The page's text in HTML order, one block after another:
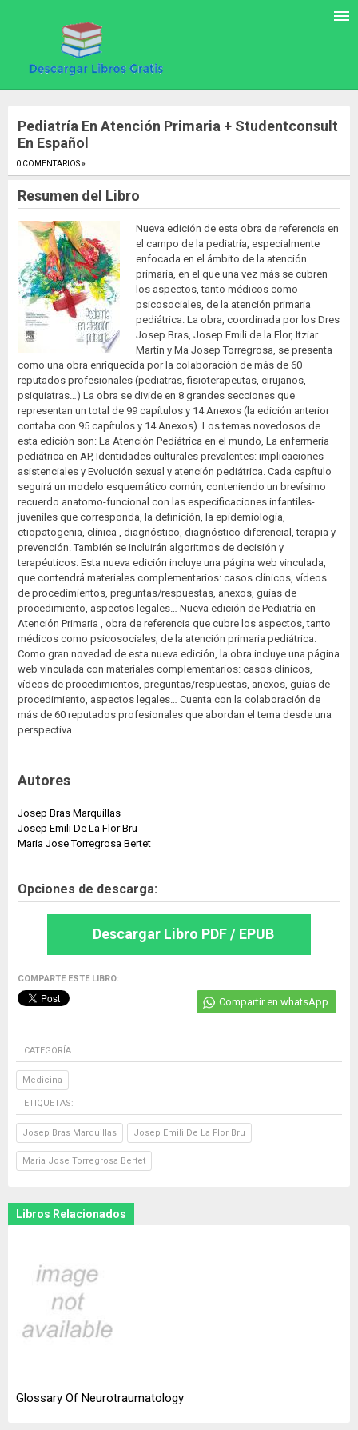
Pediatría En Atención Primaria + Studentconsult
En Español
0 COMENTARIOS ».
Resumen del Libro
Nueva edición de esta obra de referencia en
el campo de la pediatría, especialmente
enfocada en el ámbito de la atención
primaria, en el que una vez más se cubren
los aspectos, tanto médicos como
psicosociales, de la atención primaria
pediátrica. La obra, coordinada por los Dres
Josep Bras, Josep Emili de la Flor, Itziar
Martín y Ma Josep Torregrosa, se presenta
como una obra enriquecida por la colaboración de más de 60
reputados profesionales (pediatras, fisioterapeutas, cirujanos,
psiquiatras…) La obra se divide en 8 grandes secciones que
representan un total de 99 capítulos y 14 Anexos (la edición anterior
contaba con 95 capítulos y 14 Anexos). Los temas novedosos de
esta edición son: La Atención Pediátrica en el mundo, La enfermería
pediátrica en AP, Identidades culturales prevalentes: implicaciones
asistenciales y Evolución sexual y atención pediátrica. Cada capítulo
seguirá un modelo esquemático común, conteniendo un brevísimo
recuerdo anatomo-funcional con las especificaciones infantiles-
juveniles que corresponda, la definición, la epidemiología,
etiopatogenia, clínica , diagnóstico, diagnóstico diferencial, terapia y
prevención. También se incluirán algoritmos de decisión y
terapéuticos. Esta nueva edición incluye una página web vinculada,
que contendrá materiales complementarios: casos clínicos, vídeos
de procedimientos, preguntas/respuestas, anexos, guías de
procedimiento, aspectos legales… Nueva edición de Pediatría en
Atención Primaria , obra de referencia que cubre los aspectos, tanto
médicos como psicosociales, de la atención primaria pediátrica.
Como gran novedad de esta nueva edición, la obra incluye una página
web vinculada con materiales complementarios: casos clínicos,
vídeos de procedimientos, preguntas/respuestas, anexos, guías de
procedimiento, aspectos legales… Cuenta con la colaboración de
más de 60 reputados profesionales que abordan el tema desde una
perspectiva…
Autores
Josep Bras Marquillas
Josep Emili De La Flor Bru
Maria Jose Torregrosa Bertet
Opciones de descarga:
Descargar Libro PDF / EPUB
COMPARTE ESTE LIBRO:
Compartir en whatsApp
CATEGORÍA
Medicina
ETIQUETAS:
Josep Bras Marquillas Josep Emili De La Flor Bru
Maria Jose Torregrosa Bertet
Libros Relacionados
Glossary Of Neurotraumatology